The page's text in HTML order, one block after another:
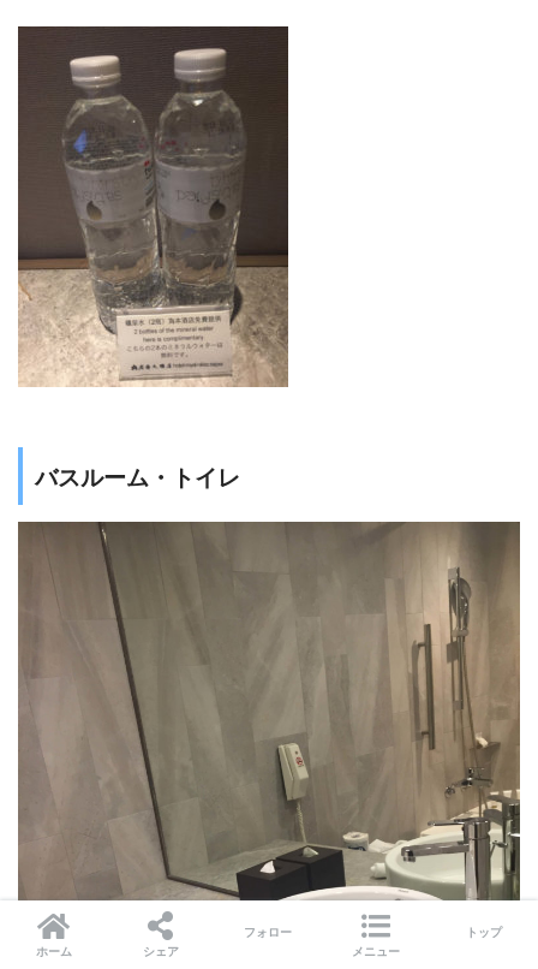
バスルーム・トイレ
ホーム シェア
フォロー
メニュー
トップ